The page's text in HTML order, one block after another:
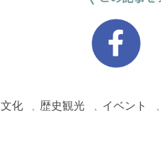
文化 、 歴史観光 、 イベント 、